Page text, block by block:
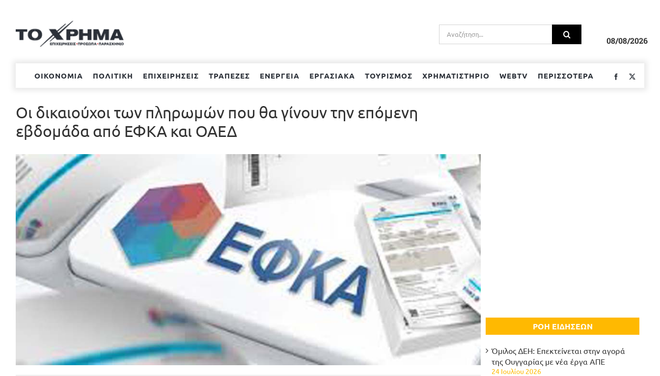
περιεχόμενο
Αναζήτηση
για:
08/08/2026
ΟΙΚΟΝΟΜΙΑ ΠΟΛΙΤΙΚΗ ΕΠΙΧΕΙΡΗΣΕΙΣ ΤΡΑΠΕΖΕΣ ΕΝΕΡΓΕΙΑ ΕΡΓΑΣΙΑΚΑ ΤΟΥΡΙΣΜΟΣ ΧΡΗΜΑΤΙΣΤΗΡΙΟ WEBTV ΠΕΡΙΣΣΟΤΕΡΑ Facebook
Οι δικαιούχοι των πληρωμών που θα γίνουν την επόμενη
εβδομάδα από ΕΦΚΑ και ΟΑΕΔ
Προβολή
μεγαλύτερης
εικόνας
ΡΟΗ ΕΙΔΗΣΕΩΝ
Όμιλος ΔΕΗ: Επεκτείνεται στην αγορά
της Ουγγαρίας με νέα έργα ΑΠΕ
24 Ιουλίου 2026